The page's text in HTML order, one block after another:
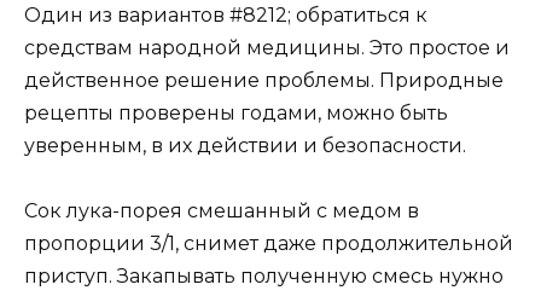
Один из вариантов #8212; обратиться к
средствам народной медицины. Это простое и
действенное решение проблемы. Природные
рецепты проверены годами, можно быть
уверенным, в их действии и безопасности.
Сок лука-порея смешанный с медом в
пропорции 3/1, снимет даже продолжительной
приступ. Закапывать полученную смесь нужно